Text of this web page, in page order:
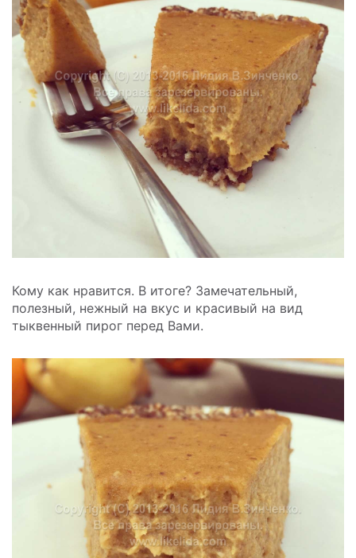
Кому как нравится. В итоге? Замечательный,
полезный, нежный на вкус и красивый на вид
тыквенный пирог перед Вами.